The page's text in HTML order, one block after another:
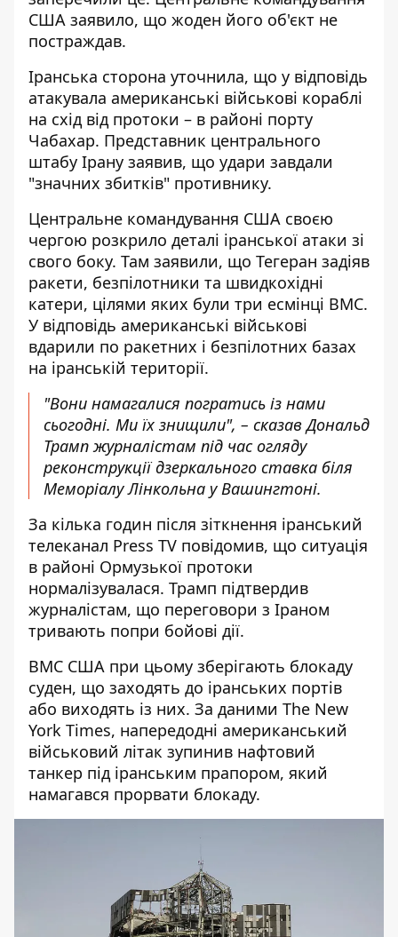
США заявило, що жоден його об'єкт не
постраждав.
Іранська сторона уточнила, що у відповідь
атакувала американські військові кораблі
на схід від протоки – в районі порту
Чабахар. Представник центрального
штабу Ірану заявив, що удари завдали
"значних збитків" противнику.
Центральне командування США своєю
чергою розкрило деталі іранської атаки зі
свого боку. Там заявили, що Тегеран задіяв
ракети, безпілотники та швидкохідні
катери, цілями яких були три есмінці ВМС.
У відповідь американські військові
вдарили по ракетних і безпілотних базах
на іранській території.
"Вони намагалися погратись із нами
сьогодні. Ми їх знищили", – сказав Дональд
Трамп журналістам під час огляду
реконструкції дзеркального ставка біля
Меморіалу Лінкольна у Вашингтоні.
За кілька годин після зіткнення іранський
телеканал Press TV повідомив, що ситуація
в районі Ормузької протоки
нормалізувалася. Трамп підтвердив
журналістам, що переговори з Іраном
тривають попри бойові дії.
ВМС США при цьому зберігають блокаду
суден, що заходять до іранських портів
або виходять із них. За даними The New
York Times, напередодні американський
військовий літак зупинив нафтовий
танкер під іранським прапором, який
намагався прорвати блокаду.